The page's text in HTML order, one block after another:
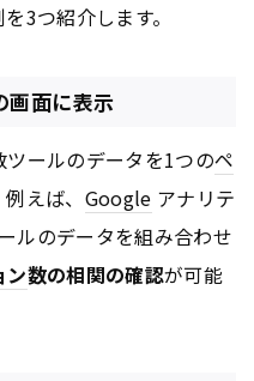
3つ紹介します。
画面に表示
ールのデータを1つのペ
えば、 Google アナリテ
ルのデータを組み合わせ
ン数の相関の確認が可能